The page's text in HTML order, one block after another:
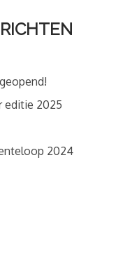
editie 2025
2024